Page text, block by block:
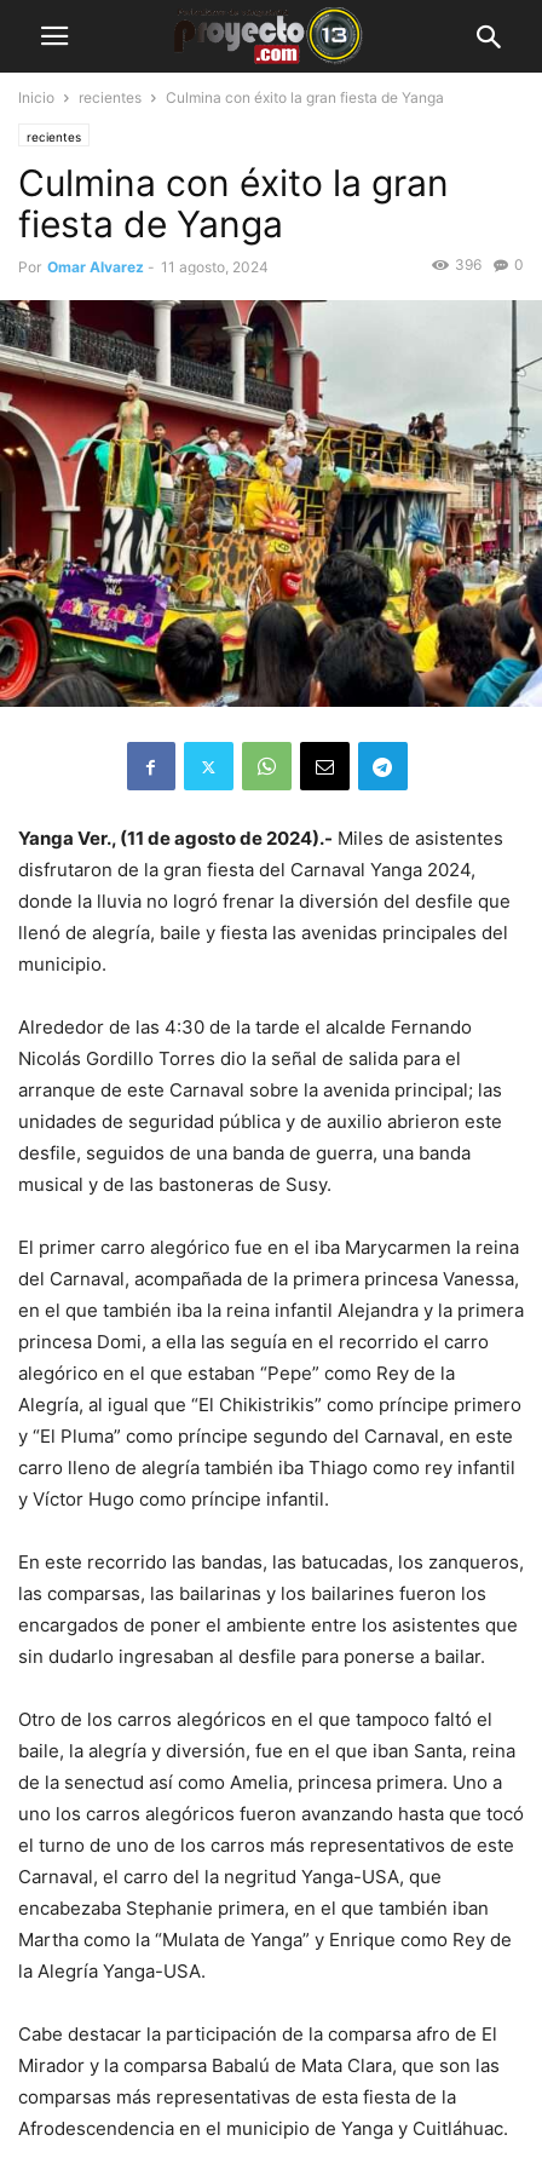
Inicio recientes Culmina con éxito la gran fiesta de Yanga
recientes
Culmina con éxito la gran
fiesta de Yanga
Por Omar Alvarez - 11 agosto, 2024 0
396
Yanga Ver., (11 de agosto de 2024).- Miles de asistentes
disfrutaron de la gran fiesta del Carnaval Yanga 2024,
donde la lluvia no logró frenar la diversión del desfile que
llenó de alegría, baile y fiesta las avenidas principales del
municipio.
Alrededor de las 4:30 de la tarde el alcalde Fernando
Nicolás Gordillo Torres dio la señal de salida para el
arranque de este Carnaval sobre la avenida principal; las
unidades de seguridad pública y de auxilio abrieron este
desfile, seguidos de una banda de guerra, una banda
musical y de las bastoneras de Susy.
El primer carro alegórico fue en el iba Marycarmen la reina
del Carnaval, acompañada de la primera princesa Vanessa,
en el que también iba la reina infantil Alejandra y la primera
princesa Domi, a ella las seguía en el recorrido el carro
alegórico en el que estaban “Pepe” como Rey de la
Alegría, al igual que “El Chikistrikis” como príncipe primero
y “El Pluma” como príncipe segundo del Carnaval, en este
carro lleno de alegría también iba Thiago como rey infantil
y Víctor Hugo como príncipe infantil.
En este recorrido las bandas, las batucadas, los zanqueros,
las comparsas, las bailarinas y los bailarines fueron los
encargados de poner el ambiente entre los asistentes que
sin dudarlo ingresaban al desfile para ponerse a bailar.
Otro de los carros alegóricos en el que tampoco faltó el
baile, la alegría y diversión, fue en el que iban Santa, reina
de la senectud así como Amelia, princesa primera. Uno a
uno los carros alegóricos fueron avanzando hasta que tocó
el turno de uno de los carros más representativos de este
Carnaval, el carro del la negritud Yanga-USA, que
encabezaba Stephanie primera, en el que también iban
Martha como la “Mulata de Yanga” y Enrique como Rey de
la Alegría Yanga-USA.
Cabe destacar la participación de la comparsa afro de El
Mirador y la comparsa Babalú de Mata Clara, que son las
comparsas más representativas de esta fiesta de la
Afrodescendencia en el municipio de Yanga y Cuitláhuac.